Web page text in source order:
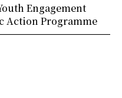
Engagement
Action Programme